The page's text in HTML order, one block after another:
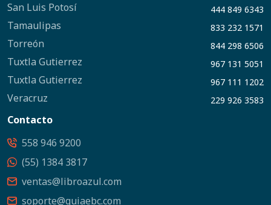
San Luis Potosí 444 849 6343
Tamaulipas 833 232 1571
Torreón 844 298 6506
Tuxtla Gutierrez 967 131 5051
Tuxtla Gutierrez 967 111 1202
Veracruz 229 926 3583
Contacto
558 946 9200
(55) 1384 3817
ventas@libroazul.com
soporte@guiaebc.com